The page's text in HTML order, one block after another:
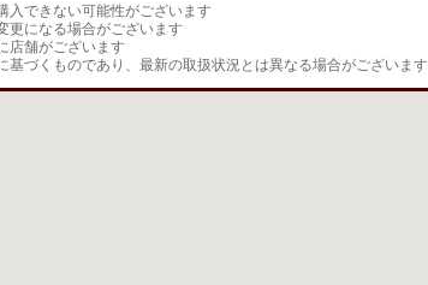
入できない可能性がございます
更になる場合がございます
店舗がございます
基づくものであり、最新の取扱状況とは異なる場合がございます